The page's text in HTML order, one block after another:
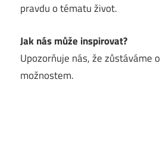
pravdu o tématu život.
Jak nás může inspirovat?
Upozorňuje nás, že zůstáváme
možnostem.